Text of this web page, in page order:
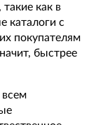
как в
каталоги с
покупателям
быстрее
всем